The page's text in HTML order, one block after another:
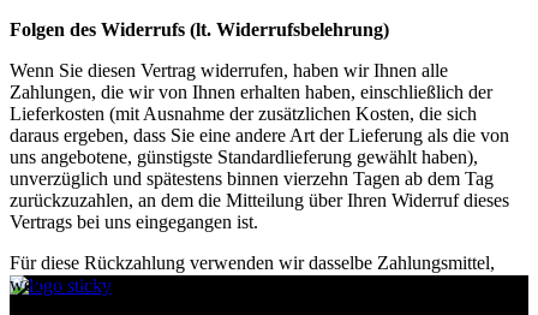
Folgen des Widerrufs (lt. Widerrufsbelehrung)
Wenn Sie diesen Vertrag widerrufen, haben wir Ihnen alle
Zahlungen, die wir von Ihnen erhalten haben, einschließlich der
Lieferkosten (mit Ausnahme der zusätzlichen Kosten, die sich
daraus ergeben, dass Sie eine andere Art der Lieferung als die von
uns angebotene, günstigste Standardlieferung gewählt haben),
unverzüglich und spätestens binnen vierzehn Tagen ab dem Tag
zurückzuzahlen, an dem die Mitteilung über Ihren Widerruf dieses
Vertrags bei uns eingegangen ist.
Für diese Rückzahlung verwenden wir dasselbe Zahlungsmittel,
welches Sie bei der ursprünglichen Transaktion eingesetzt haben, es